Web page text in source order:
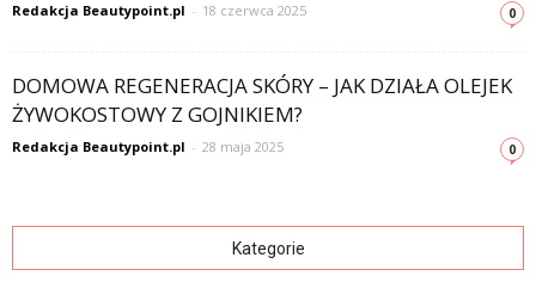
Redakcja Beautypoint.pl - 18 czerwca 2025 0
DOMOWA REGENERACJA SKÓRY – JAK DZIAŁA OLEJEK
ŻYWOKOSTOWY Z GOJNIKIEM?
Redakcja Beautypoint.pl - 28 maja 2025 0
Kategorie